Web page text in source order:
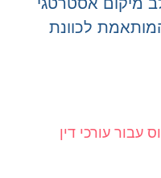
לכוונת